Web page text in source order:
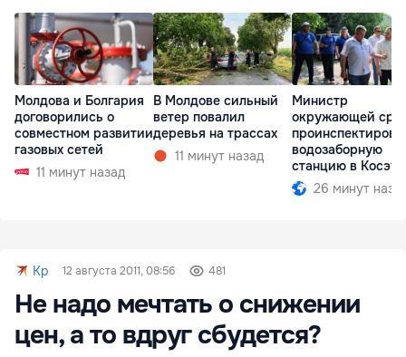
Молдова и Болгария
договорились о
совместном развитии
газовых сетей
11 минут назад
В Молдове сильный
ветер повалил
деревья на трассах
11 минут назад
Министр
окружающей
водозаборную
станцию в
26 минут
Kp 12 августа 2011, 08:56 481
Не надо мечтать о снижении
цен, а то вдруг сбудется?